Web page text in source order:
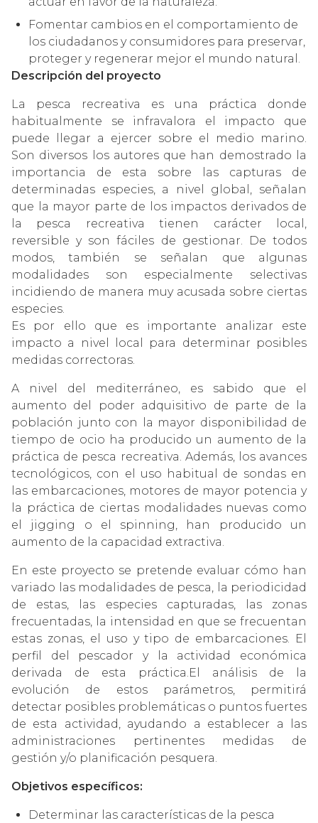
Fomentar cambios en el comportamiento de
los ciudadanos y consumidores para preservar,
proteger y regenerar mejor el mundo natural.
Descripción del proyecto
La pesca recreativa es una práctica donde
habitualmente se infravalora el impacto que
puede llegar a ejercer sobre el medio marino.
Son diversos los autores que han demostrado la
importancia de esta sobre las capturas de
determinadas especies, a nivel global, señalan
que la mayor parte de los impactos derivados de
la pesca recreativa tienen carácter local,
reversible y son fáciles de gestionar. De todos
modos, también se señalan que algunas
modalidades son especialmente selectivas
incidiendo de manera muy acusada sobre ciertas
especies.
Es por ello que es importante analizar este
impacto a nivel local para determinar posibles
medidas correctoras.
A nivel del mediterráneo, es sabido que el
aumento del poder adquisitivo de parte de la
población junto con la mayor disponibilidad de
tiempo de ocio ha producido un aumento de la
práctica de pesca recreativa. Además, los avances
tecnológicos, con el uso habitual de sondas en
las embarcaciones, motores de mayor potencia y
la práctica de ciertas modalidades nuevas como
el jigging o el spinning, han producido un
aumento de la capacidad extractiva.
En este proyecto se pretende evaluar cómo han
variado las modalidades de pesca, la periodicidad
de estas, las especies capturadas, las zonas
frecuentadas, la intensidad en que se frecuentan
estas zonas, el uso y tipo de embarcaciones. El
perfil del pescador y la actividad económica
derivada de esta práctica.El análisis de la
evolución de estos parámetros, permitirá
detectar posibles problemáticas o puntos fuertes
de esta actividad, ayudando a establecer a las
administraciones pertinentes medidas de
gestión y/o planificación pesquera.
Objetivos específicos:
Determinar las características de la pesca